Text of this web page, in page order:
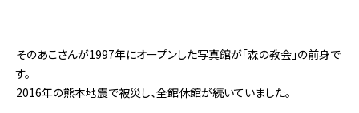
そのあこさんが1997年にオープンした写真館が「森の教会」の前身で
す。
2016年の熊本地震で被災し、全館休館が続いていました。